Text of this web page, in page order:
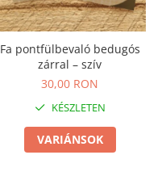
Fa pontfülbevaló bedugós
zárral – szív
30,00 RON
KÉSZLETEN
VARIÁNSOK